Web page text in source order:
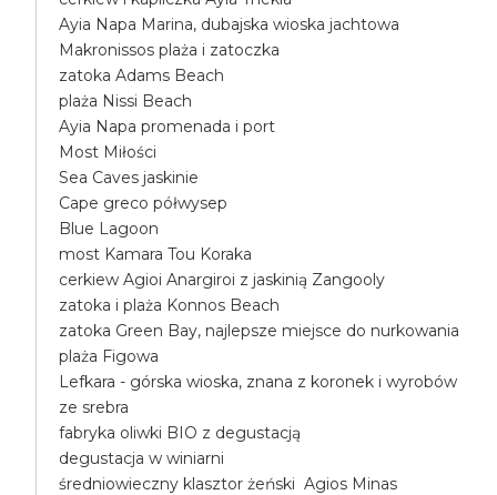
Ayia Napa Marina, dubajska wioska jachtowa
Makronissos plaża i zatoczka
zatoka Adams Beach
plaża Nissi Beach
Ayia Napa promenada i port
Most Miłości
Sea Caves jaskinie
Cape greco półwysep
Blue Lagoon
most Kamara Tou Koraka
cerkiew Agioi Anargiroi z jaskinią Zangooly
zatoka i plaża Konnos Beach
zatoka Green Bay, najlepsze miejsce do nurkowania
plaża Figowa
Lefkara - górska wioska, znana z koronek i wyrobów
ze srebra
fabryka oliwki BIO z degustacją
degustacja w winiarni
średniowieczny klasztor żeński Agios Minas